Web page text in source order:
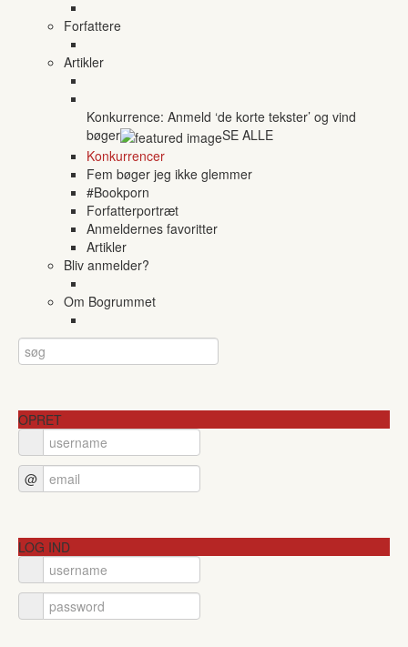
Forfattere
Artikler
Konkurrence: Anmeld ‘de korte tekster’ og vind
bøger
SE ALLE
Konkurrencer
Fem bøger jeg ikke glemmer
#Bookporn
Forfatterportræt
Anmeldernes favoritter
Artikler
Bliv anmelder?
Om Bogrummet
OPRET
@
LOG IND